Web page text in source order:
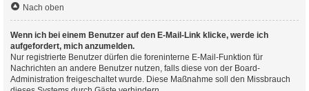
Nach oben
Wenn ich bei einem Benutzer auf den E-Mail-Link klicke, werde ich
aufgefordert, mich anzumelden.
Nur registrierte Benutzer dürfen die foreninterne E-Mail-Funktion für
Nachrichten an andere Benutzer nutzen, falls diese von der Board-
Administration freigeschaltet wurde. Diese Maßnahme soll den Missbrauch